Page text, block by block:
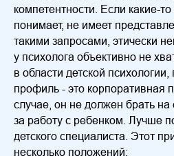
компетентности. Если какие-
понимает, не имеет
такими запросами, этически
у психолога объективно не
в области детской
профиль - это корпоративная
случае, он не должен брать на
за работу с ребенком. Лучше
детского специалиста. Этот
несколько положений: